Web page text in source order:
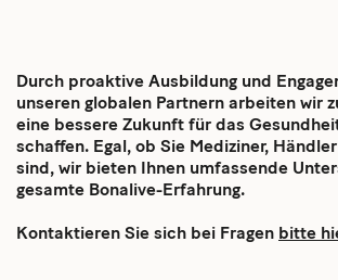
Durch proaktive Ausbildung und
unseren globalen Partnern arbeiten wir
eine bessere Zukunft für das
schaffen. Egal, ob Sie Mediziner,
sind, wir bieten Ihnen umfassende
gesamte Bonalive-Erfahrung.
Kontaktieren Sie sich bei Fragen bitte